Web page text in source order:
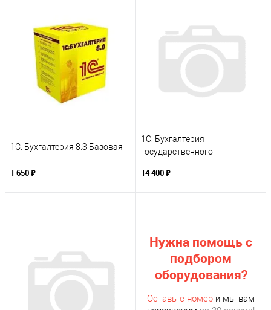
1С: Бухгалтерия 8.3 Базовая
1 650 ₽
1С: Бухгалтерия
государственного
14 400 ₽
Нужна помощь с
подбором
оборудования?
Оставьте номер и мы вам